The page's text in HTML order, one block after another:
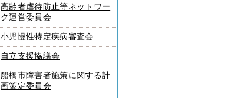
高齢者虐待防止等ネットワー
ク運営委員会
小児慢性特定疾病審査会
自立支援協議会
船橋市障害者施策に関する計
画策定委員会